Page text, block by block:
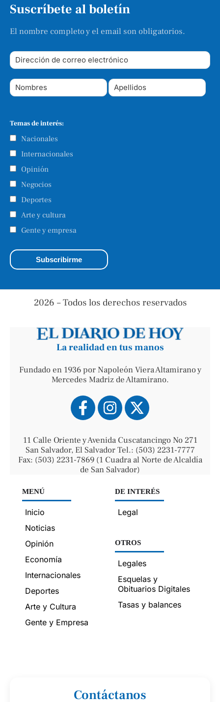
Suscríbete al boletín
El nombre completo y el email son obligatorios.
Temas de interés:
Nacionales
Internacionales
Opinión
Negocios
Deportes
Arte y cultura
Gente y empresa
2026 – Todos los derechos reservados
La realidad en tus manos
Fundado en 1936 por Napoleón Viera Altamirano y
Mercedes Madriz de Altamirano.
11 Calle Oriente y Avenida Cuscatancingo No 271
San Salvador, El Salvador Tel.: (503) 2231-7777
Fax: (503) 2231-7869 (1 Cuadra al Norte de Alcaldía
de San Salvador)
MENÚ
Inicio
Noticias
Opinión
Economía
Internacionales
Deportes
Arte y Cultura
Gente y Empresa
DE INTERÉS
Legal
OTROS
Legales
Esquelas y
Obituarios Digitales
Tasas y balances
Contáctanos